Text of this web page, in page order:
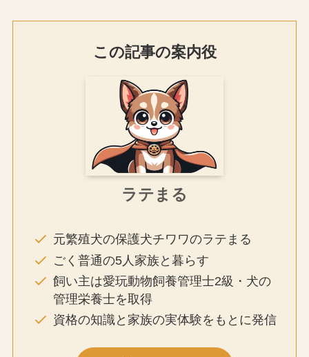
この記事の案内役
ラテまる
元繁殖犬の保護犬チワワのラテまる
ごく普通の5人家族と暮らす
飼い主は愛玩動物飼養管理士2級・犬の
管理栄養士を取得
資格の知識と家族の実体験をもとに発信